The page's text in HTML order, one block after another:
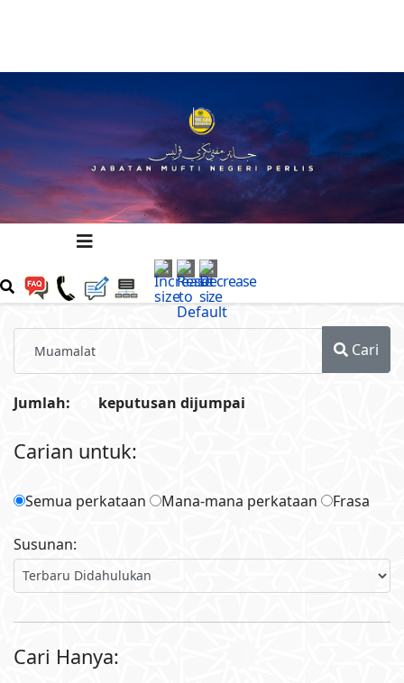
Cari
Jumlah: keputusan dijumpai
Carian untuk:
Semua perkataan Mana-mana perkataan Frasa
Susunan:
Cari Hanya: